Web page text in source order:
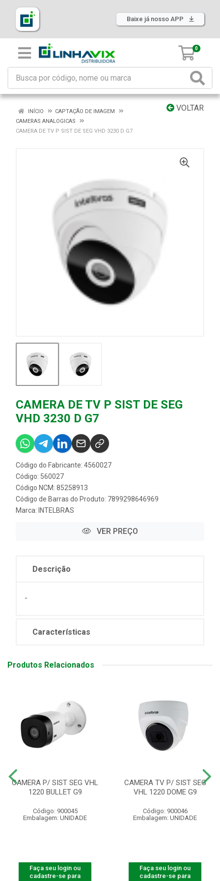
Baixe já nosso APP
0
VOLTAR
INÍCIO
CAPTAÇÃO DE IMAGEM
CAMERAS ANALOGICAS
CAMERA DE TV P SIST DE SEG VHD 3230 D G7
CAMERA DE TV P SIST DE SEG
VHD 3230 D G7
Código do Fabricante: 4560027
Código: 560027
Código NCM: 85258913
Código de Barras do Produto: 7899298646969
Marca: INTELBRAS
VER PREÇO
Descrição
-
Características
Produtos Relacionados
CAMERA P/ SIST SEG VHL
1220 BULLET G9
Código: 900045
Embalagem: UNIDADE
Faça seu login ou
cadastre-se para
CAMERA TV P/ SIST SEG
VHL 1220 DOME G9
Código: 900046
Embalagem: UNIDADE
Faça seu login ou
cadastre-se para